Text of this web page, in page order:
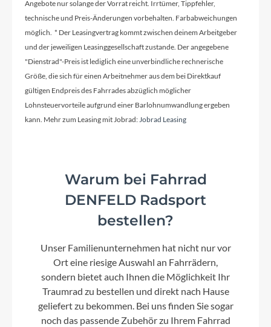
Größen Optionen des Herstellers
43cm / 46cm / 51cm / 56cm
Kurbelgarnitur
Kassette
Shimano LG-600-10 / 11-43
Farbe
black matt (grey+green)
Angebote nur solange der Vorrat reicht. Irrtümer, Tippfehler,
technische und Preis-Änderungen vorbehalten. Farbabweichungen
möglich. * Der Leasingvertrag kommt zwischen deinem Arbeitgeber
und der jeweiligen Leasinggesellschaft zustande. Der angegebene
"Dienstrad"-Preis ist lediglich eine unverbindliche rechnerische
Größe, die sich für einen Arbeitnehmer aus dem bei Direktkauf
gültigen Endpreis des Fahrrades abzüglich möglicher
Lohnsteuervorteile aufgrund einer Barlohnumwandlung ergeben
kann. Mehr zum Leasing mit Jobrad:Jobrad Leasing
Warum bei Fahrrad
DENFELD Radsport
bestellen?
Unser Familienunternehmen hat nicht nur vor
Ort eine riesige Auswahl an Fahrrädern,
sondern bietet auch Ihnen die Möglichkeit Ihr
Traumrad zu bestellen und direkt nach Hause
geliefert zu bekommen. Bei uns finden Sie sogar
noch das passende Zubehör zu Ihrem Fahrrad